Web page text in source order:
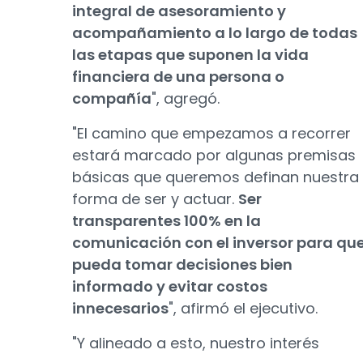
integral de asesoramiento y
acompañamiento a lo largo de todas
las etapas que suponen la vida
financiera de una persona o
compañía", agregó.
"El camino que empezamos a recorrer
estará marcado por algunas premisas
básicas que queremos definan nuestra
forma de ser y actuar. Ser
transparentes 100% en la
comunicación con el inversor para
pueda tomar decisiones bien
informado y evitar costos
innecesarios", afirmó el ejecutivo.
"Y alineado a esto, nuestro interés